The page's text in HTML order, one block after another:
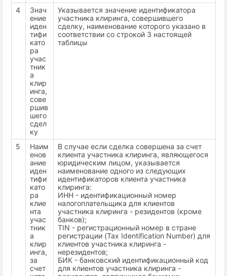
4
Знач
ение
иден
тифи
като
ра
учас
тник
а
клир
инга,
сове
ршив
шего
сдел
ку
Указывается значение идентификатора
участника клиринга, совершившего
сделку, наименование которого указано в
соответствии со строкой 3 настоящей
таблицы
5
Наим
енов
ание
иден
тифи
като
ра
клие
нта
учас
тник
а
клир
инга,
за
счет
В случае если сделка совершена за счет
клиента участника клиринга, являющегося
юридическим лицом, указывается
наименование одного из следующих
идентификаторов клиента участника
клиринга:
ИНН - идентификационный номер
налогоплательщика для клиентов
участника клиринга - резидентов (кроме
банков);
TIN - регистрационный номер в стране
регистрации (Tax Identification Number) для
клиентов участника клиринга -
нерезидентов;
БИК - банковский идентификационный код
для клиентов участника клиринга -